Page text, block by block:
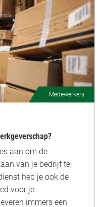
Medewerkers
aan om de
van je bedrijf te
heb je ook de
voor je
immers een